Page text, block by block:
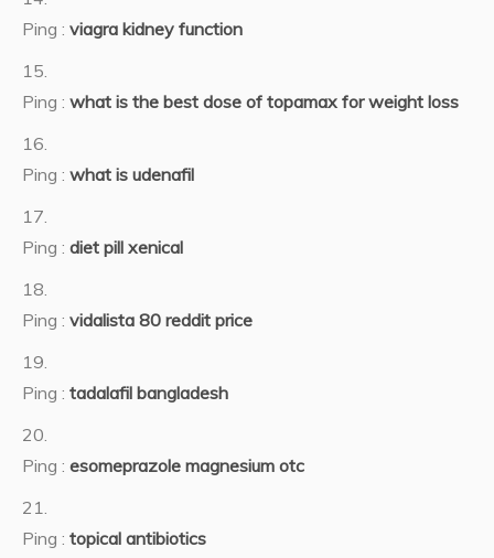
Ping : viagra kidney function
Ping : what is the best dose of topamax for weight loss
Ping : what is udenafil
Ping : diet pill xenical
Ping : vidalista 80 reddit price
Ping : tadalafil bangladesh
Ping : esomeprazole magnesium otc
Ping : topical antibiotics